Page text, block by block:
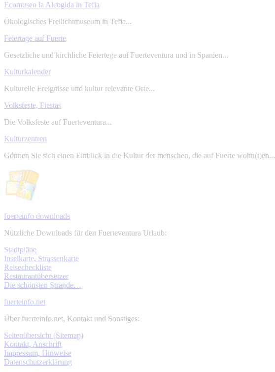
Ecomuseo la Alcogida in Tefia
Ökologisches Freilichtmuseum in Tefia...
Feiertage auf Fuerte
Gesetzliche und kirchliche Feiertege auf Fuerteventura und in Spanien...
Kulturkalender
Kulturelle Ereignisse und kultur relevante Orte...
Volksfeste, Fiestas
Die Volksfeste auf Fuerteventura...
Kulturzentren
Gönnen Sie sich einen Einblick in die Kultur der menschen, die auf Fuerte wohn(t)en...
fuerteinfo downloads
Nützliche Downloads für den Fuerteventura Urlaub:
Stadtpläne
Inselkarte, Strassenkarte
Reisecheckliste
Restaurantübersetzer
Die schönsten Strände…
fuerteinfo.net
Über fuerteinfo.net, Kontakt und Sonstiges:
Seitenübersicht (Sitemap)
Kontakt, Anschrift
Impressum, Hinweise
Datenschutzerklärung